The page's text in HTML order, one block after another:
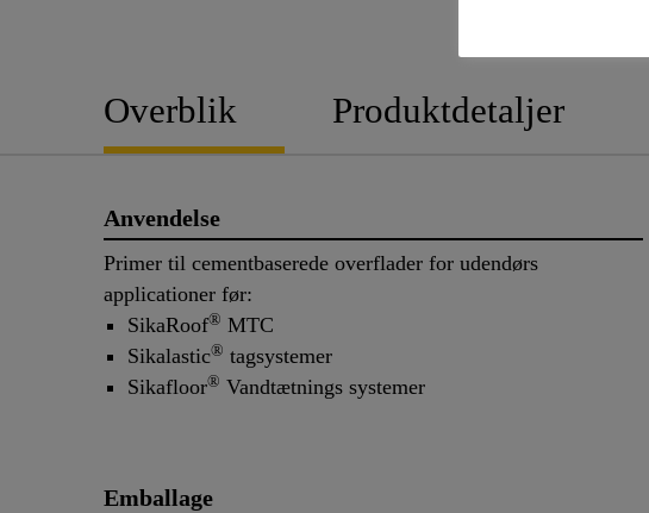
Overblik Produktdetaljer
Anvendelse
Primer til cementbaserede overflader for udendørs
applicationer før:
SikaRoof® MTC
Sikalastic® tagsystemer
Sikafloor® Vandtætnings systemer
Emballage